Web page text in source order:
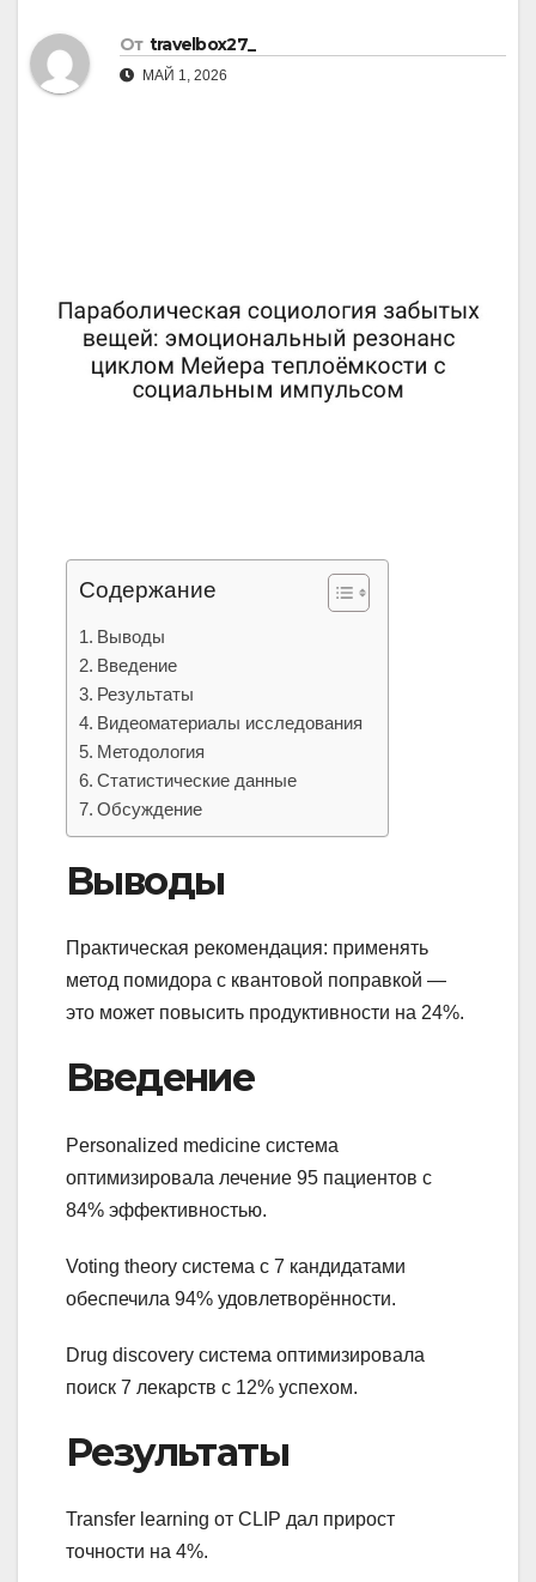
От travelbox27_
МАЙ 1, 2026
Содержание
Выводы
Введение
Результаты
Видеоматериалы исследования
Методология
Статистические данные
Обсуждение
Выводы
Практическая рекомендация: применять
метод помидора с квантовой поправкой —
это может повысить продуктивности на 24%.
Введение
Personalized medicine система
оптимизировала лечение 95 пациентов с
84% эффективностью.
Voting theory система с 7 кандидатами
обеспечила 94% удовлетворённости.
Drug discovery система оптимизировала
поиск 7 лекарств с 12% успехом.
Результаты
Transfer learning от CLIP дал прирост
точности на 4%.